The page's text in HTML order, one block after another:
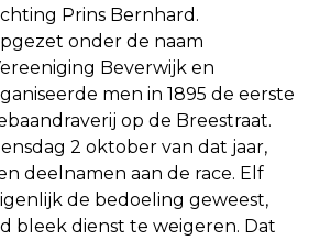
Prins Bernhard.
onder de naam
Beverwijk en
men in 1895 de eerste
op de Breestraat.
2 oktober van dat jaar,
deelnamen aan de race. Elf
de bedoeling geweest,
bleek dienst te weigeren. Dat